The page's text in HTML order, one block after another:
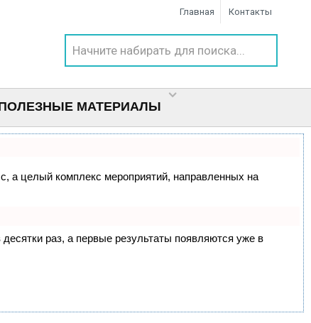
Главная Контакты
МАТЕРИАЛЫ
а целый комплекс мероприятий, направленных на
раз, а первые результаты появляются уже в